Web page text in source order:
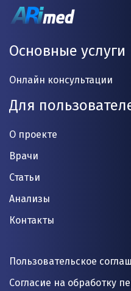
Основные услуги
Онлайн консультации
Для
О проекте
Врачи
Статьи
Анализы
Контакты
Пользовательское
Согласие на обработку